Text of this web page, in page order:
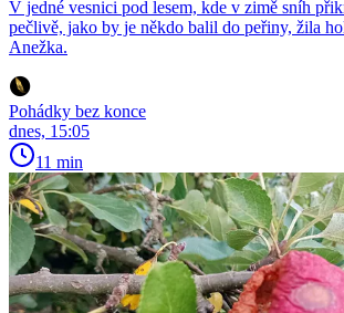
V jedné vesnici pod lesem, kde v zimě sníh
pečlivě, jako by je někdo balil do peřiny, žila
Anežka.
Pohádky bez konce
dnes, 15:05
11 min